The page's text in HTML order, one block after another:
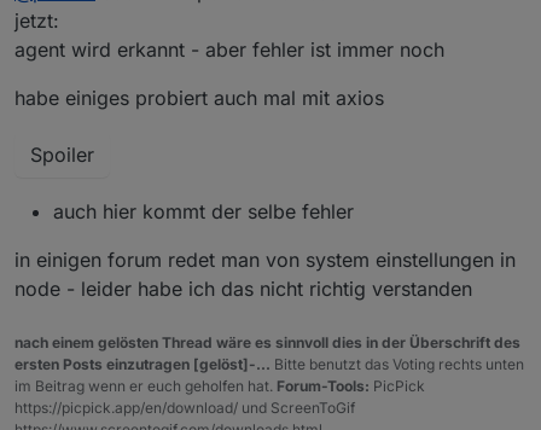
Neuer Versuch ohne Fehlermeldung (funktioniert bei
const url = 'https://corona-ampel.gv.at/sites/
        let arr = JSON.parse(json).warnstufen;
        for(let i = 0; i < arr.length; i++) {
if(arr[i].name == 'Graz (Stadt)')
        else log('Graz Warnstufe: 1');
    });
jetzt:
agent wird erkannt - aber fehler ist immer noch
habe einiges probiert auch mal mit axios
Spoiler
auch hier kommt der selbe fehler
in einigen forum redet man von system einstellungen in
node - leider habe ich das nicht richtig verstanden
nach einem gelösten Thread wäre es sinnvoll dies in der Überschrift des
ersten Posts einzutragen [gelöst]-... Bitte benutzt das Voting rechts unten
im Beitrag wenn er euch geholfen hat. Forum-Tools: PicPick
https://picpick.app/en/download/ und ScreenToGif